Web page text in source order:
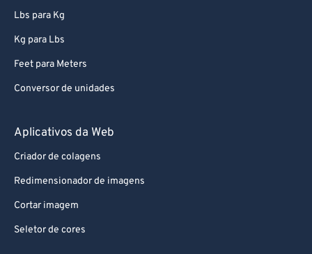
Lbs para Kg
Kg para Lbs
Feet para Meters
Conversor de unidades
Aplicativos da Web
Criador de colagens
Redimensionador de imagens
Cortar imagem
Seletor de cores